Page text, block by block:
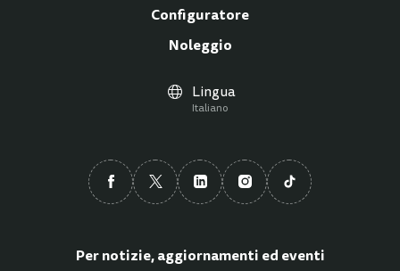
Configuratore
Noleggio
Lingua
Italiano
Per notizie, aggiornamenti ed eventi